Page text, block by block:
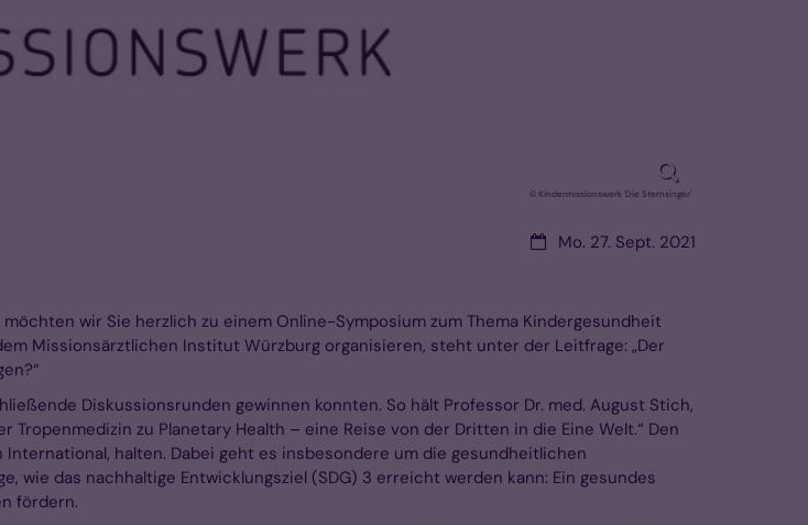
© Kindermissionswerk 'Die Sternsinger'
Datum:Mo. 27. Sept. 2021
wir Sie herzlich zu einem Online-Symposium zum Thema Kindergesundheit
Missionsärztlichen Institut Würzburg organisieren, steht unter der Leitfrage: „Der
Diskussionsrunden gewinnen konnten. So hält Professor Dr. med. August Stich,
zu Planetary Health – eine Reise von der Dritten in die Eine Welt.“ Den
halten. Dabei geht es insbesondere um die gesundheitlichen
wie das nachhaltige Entwicklungsziel (SDG) 3 erreicht werden kann: Ein gesundes
fördern.